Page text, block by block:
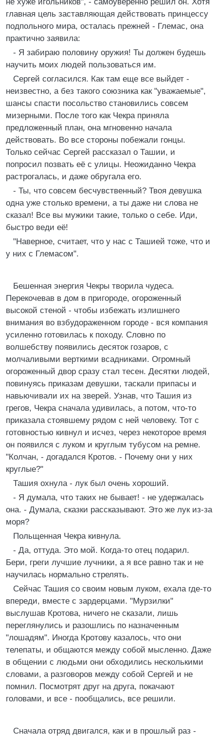
главная цель заставляющая действовать принцессу
подпольного мира, осталась прежней - Глемас, она
практично заявила:
- Я забираю половину оружия! Ты должен будешь
научить моих людей пользоваться им.
Сергей согласился. Как там еще все выйдет -
неизвестно, а без такого союзника как "уважаемые",
шансы спасти посольство становились совсем
мизерными. После того как Чекра приняла
предложенный план, она мгновенно начала
действовать. Во все стороны побежали гонцы.
Только сейчас Сергей рассказал о Ташии, и
попросил позвать её с улицы. Неожиданно Чекра
растрогалась, и даже обругала его.
- Ты, что совсем бесчувственный? Твоя девушка
одна уже столько времени, а ты даже ни слова не
сказал! Все вы мужики такие, только о себе. Иди,
быстро веди её!
"Наверное, считает, что у нас с Ташией тоже, что и
у них с Глемасом".
Бешенная энергия Чекры творила чудеса.
Перекочевав в дом в пригороде, огороженный
высокой стеной - чтобы избежать излишнего
внимания во взбудораженном городе - вся компания
усиленно готовилась к походу. Словно по
волшебству появились десяток гозаров, с
молчаливыми верткими всадниками. Огромный
огороженный двор сразу стал тесен. Десятки людей,
повинуясь приказам девушки, таскали припасы и
навьючивали их на зверей. Узнав, что Ташия из
грегов, Чекра сначала удивилась, а потом, что-то
приказала стоявшему рядом с ней человеку. Тот с
готовностью кивнул и исчез, через некоторое время
он появился с луком и круглым тубусом на ремне.
"Колчан, - догадался Кротов. - Почему они у них
круглые?"
Ташия охнула - лук был очень хороший.
- Я думала, что таких не бывает! - не удержалась
она. - Думала, сказки рассказывают. Это же лук из-за
моря?
Польщенная Чекра кивнула.
- Да, оттуда. Это мой. Когда-то отец подарил.
Бери, греги лучшие лучники, а я все равно так и не
научилась нормально стрелять.
Сейчас Ташия со своим новым луком, ехала где-то
впереди, вместе с зардерцами. "Мурзилки"
выслушав Кротова, ничего не сказали, лишь
переглянулись и разошлись по назначенным
"лошадям". Иногда Кротову казалось, что они
телепаты, и общаются между собой мысленно. Даже
в общении с людьми они обходились несколькими
словами, а разговоров между собой Сергей и не
помнил. Посмотрят друг на друга, покачают
головами, и все - пообщались, все решили.
Сначала отряд двигался, как и в прошлый раз -